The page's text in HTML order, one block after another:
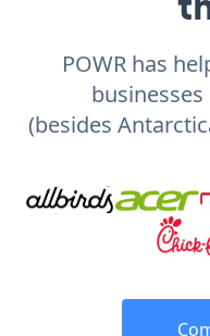
POWR has
(besides